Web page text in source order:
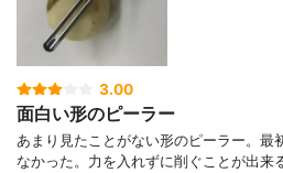
3.00
面白い形のピーラー
あまり見たことがない形のピーラー。最
なかった。力を入れずに削ぐことが出来